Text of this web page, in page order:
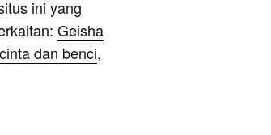
ini yang
Geisha
dan benci,